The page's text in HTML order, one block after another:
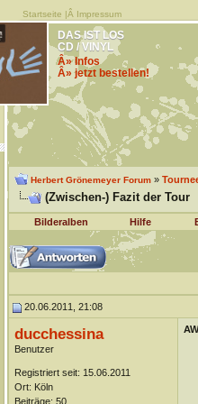
Startseite |Â Impressum
DAS IST LOS
CD / VINYL
Â» Infos
Â» jetzt bestellen!
Herbert Grönemeyer Forum»
(Zwischen-) Fazit der Tour
Bilderalben Hilfe
20.06.2011, 21:08
ducchessina
Benutzer
Registriert seit: 15.06.2011
Ort: Köln
Beiträge: 50